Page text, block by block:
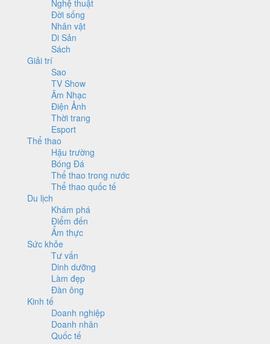
Nghệ thuật
Đời sống
Nhân vật
Di Sản
Sách
Giải trí
Sao
TV Show
Âm Nhạc
Điện Ảnh
Thời trang
Esport
Thể thao
Hậu trường
Bóng Đá
Thể thao trong nước
Thể thao quốc tế
Du lịch
Khám phá
Điểm đến
Ẩm thực
Sức khỏe
Tư vấn
Dinh dưỡng
Làm đẹp
Đàn ông
Kinh tế
Doanh nghiệp
Doanh nhân
Quốc tế